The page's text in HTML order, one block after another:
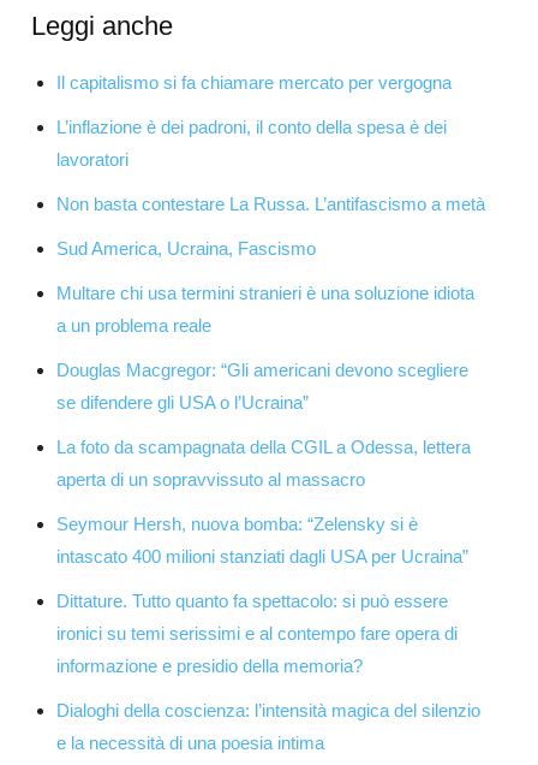
Leggi anche
Il capitalismo si fa chiamare mercato per vergogna
L’inflazione è dei padroni, il conto della spesa è dei
lavoratori
Non basta contestare La Russa. L’antifascismo a metà
Sud America, Ucraina, Fascismo
Multare chi usa termini stranieri è una soluzione idiota
a un problema reale
Douglas Macgregor: “Gli americani devono scegliere
se difendere gli USA o l’Ucraina”
La foto da scampagnata della CGIL a Odessa, lettera
aperta di un sopravvissuto al massacro
Seymour Hersh, nuova bomba: “Zelensky si è
intascato 400 milioni stanziati dagli USA per Ucraina”
Dittature. Tutto quanto fa spettacolo: si può essere
ironici su temi serissimi e al contempo fare opera di
informazione e presidio della memoria?
Dialoghi della coscienza: l’intensità magica del silenzio
e la necessità di una poesia intima